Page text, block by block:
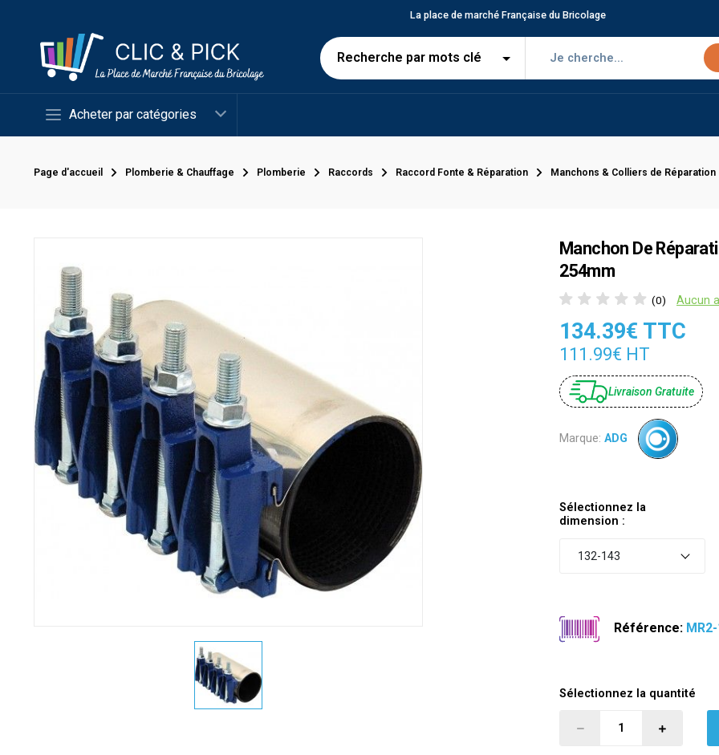
La place de marché Française du Bricolage
Acheter par catégories
Page d'accueil Plomberie & Chauffage Plomberie Raccords Raccord Fonte & Réparation Manchons & Colliers de Réparation
Manchon De
254mm
(0) Aucun
134.39€ TTC
111.99€ HT
Livraison Gratuite
Marque: ADG
Sélectionnez la
dimension :
132-143
Référence:
Sélectionnez la quantité